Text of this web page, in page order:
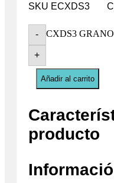
SKU ECXDS3
- CXDS3
+
Añadir al carrito
producto